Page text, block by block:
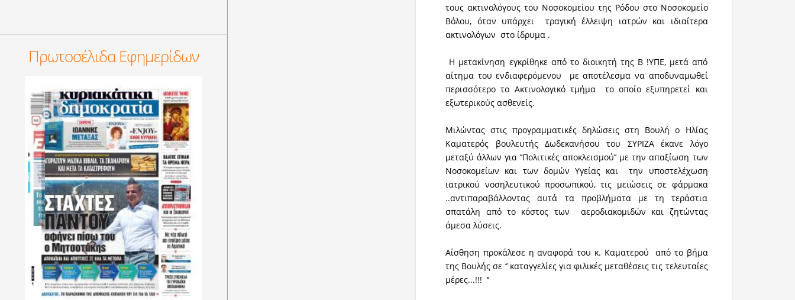
τους ακτινολόγους του Νοσοκομείου της Ρόδου στο Νοσοκομείο
Βόλου, όταν υπάρχει τραγική έλλειψη ιατρών και ιδιαίτερα
ακτινολόγων στο ίδρυμα .
Η μετακίνηση εγκρίθηκε από το διοικητή της Β !ΥΠΕ, μετά από
αίτημα του ενδιαφερόμενου με αποτέλεσμα να αποδυναμωθεί
περισσότερο το Ακτινολογικό τμήμα το οποίο εξυπηρετεί και
εξωτερικούς ασθενείς.
Μιλώντας στις προγραμματικές δηλώσεις στη Βουλή ο Ηλίας
Καματερός βουλευτής Δωδεκανήσου του ΣΥΡΙΖΑ έκανε λόγο
μεταξύ άλλων για ‘’Πολιτικές αποκλεισμού’’ με την απαξίωση των
Νοσοκομείων και των δομών Υγείας και την υποστελέχωση
ιατρικού νοσηλευτικού προσωπικού, τις μειώσεις σε φάρμακα
..αντιπαραβάλλοντας αυτά τα προβλήματα με τη τεράστια
σπατάλη από το κόστος των αεροδιακομιδών και ζητώντας
άμεσα λύσεις.
Αίσθηση προκάλεσε η αναφορά του κ. Καματερού από το βήμα
της Βουλής σε ‘’ καταγγελίες για φιλικές μεταθέσεις τις τελευταίες
μέρες...!!! ‘’
Πρωτοσέλιδα Εφημερίδων